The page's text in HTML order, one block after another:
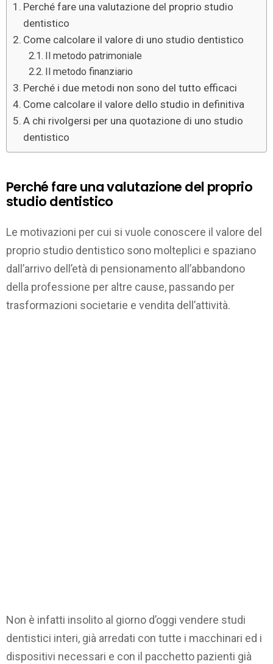
Perché fare una valutazione del proprio studio
dentistico
Come calcolare il valore di uno studio dentistico
Il metodo patrimoniale
Il metodo finanziario
Perché i due metodi non sono del tutto efficaci
Come calcolare il valore dello studio in definitiva
A chi rivolgersi per una quotazione di uno studio
dentistico
Perché fare una valutazione del proprio
studio dentistico
Le motivazioni per cui si vuole conoscere il valore del
proprio studio dentistico sono molteplici e spaziano
dall’arrivo dell’età di pensionamento all’abbandono
della professione per altre cause, passando per
trasformazioni societarie e vendita dell’attività.
Non è infatti insolito al giorno d’oggi vendere studi
dentistici interi, già arredati con tutte i macchinari ed i
dispositivi necessari e con il pacchetto pazienti già